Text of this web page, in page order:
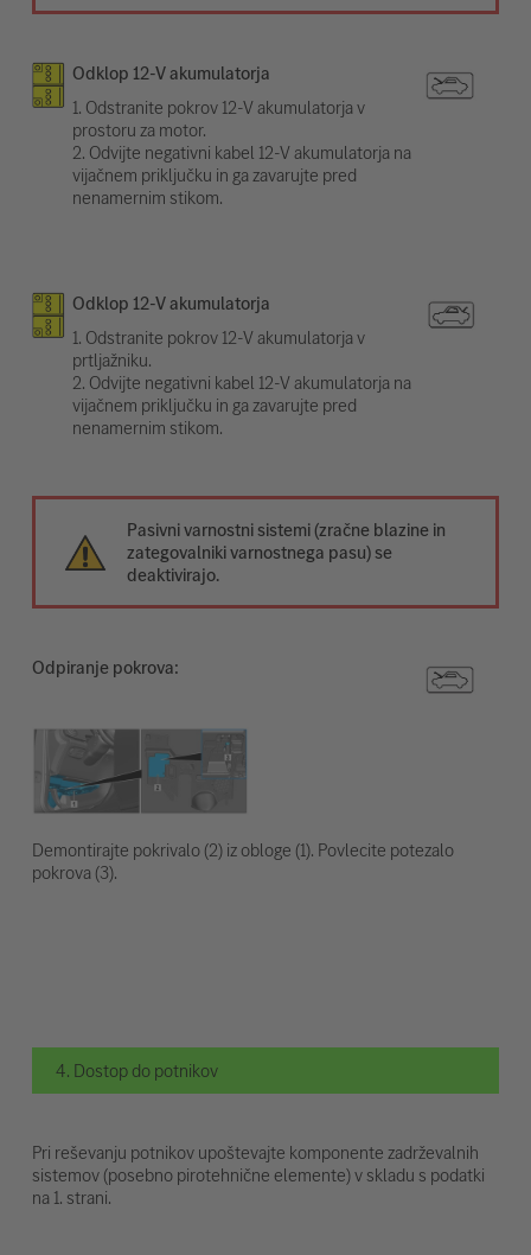
Odklop 12-V akumulatorja
1. Odstranite pokrov 12-V akumulatorja v
prostoru za motor.
2. Odvijte negativni kabel 12-V akumulatorja na
vijačnem priključku in ga zavarujte pred
nenamernim stikom.
Odklop 12-V akumulatorja
1. Odstranite pokrov 12-V akumulatorja v
prtljažniku.
2. Odvijte negativni kabel 12-V akumulatorja na
vijačnem priključku in ga zavarujte pred
nenamernim stikom.
Pasivni varnostni sistemi (zračne blazine in
zategovalniki varnostnega pasu) se
deaktivirajo.
Odpiranje pokrova:
Demontirajte pokrivalo (2) iz obloge (1). Povlecite potezalo
pokrova (3).
4. Dostop do potnikov
Pri reševanju potnikov upoštevajte komponente zadrževalnih
sistemov (posebno pirotehnične elemente) v skladu s podatki
na 1. strani.